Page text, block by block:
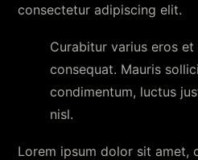
consectetur adipiscing elit.
Curabitur varius eros et
consequat. Mauris
condimentum, luctus
nisl.
Lorem ipsum dolor sit amet,